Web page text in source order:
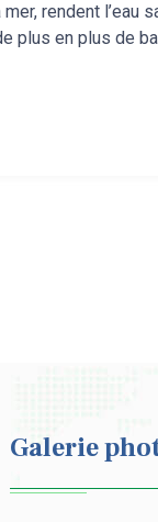
rendent l’eau
plus en plus de
Galerie